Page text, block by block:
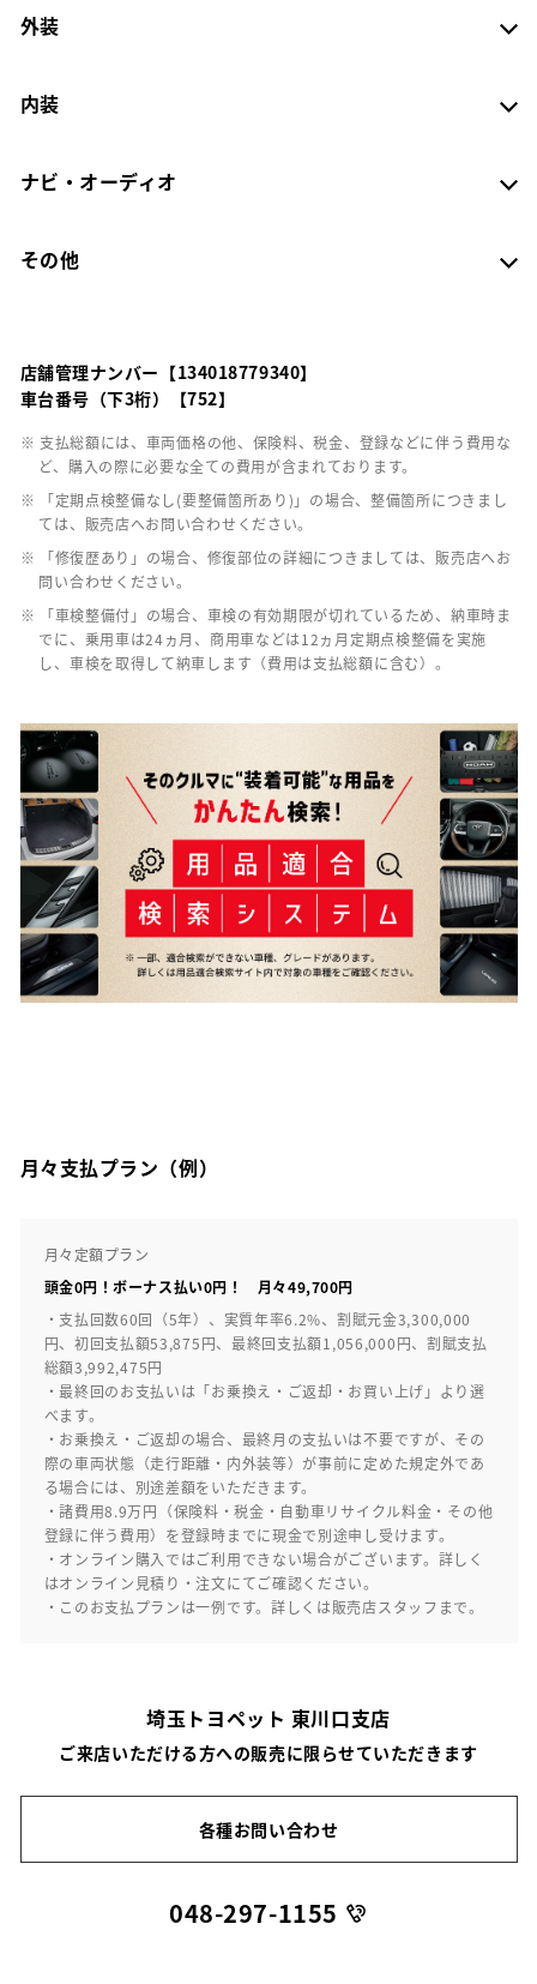
外装
内装
ナビ・オーディオ
その他
店舗管理ナンバー【134018779340】
車台番号（下3桁）【752】
※ 支払総額には、車両価格の他、保険料、税金、登録などに伴う費用な
ど、購入の際に必要な全ての費用が含まれております。
※ 「定期点検整備なし(要整備箇所あり)」の場合、整備箇所につきまし
ては、販売店へお問い合わせください。
※ 「修復歴あり」の場合、修復部位の詳細につきましては、販売店へお
問い合わせください。
※ 「車検整備付」の場合、車検の有効期限が切れているため、納車時ま
でに、乗用車は24ヵ月、商用車などは12ヵ月定期点検整備を実施
し、車検を取得して納車します（費用は支払総額に含む）。
月々支払プラン（例）
月々定額プラン
頭金0円！ボーナス払い0円！ 月々49,700円
・支払回数60回（5年）、実質年率6.2%、割賦元金3,300,000
円、初回支払額53,875円、最終回支払額1,056,000円、割賦支払
総額3,992,475円
・最終回のお支払いは「お乗換え・ご返却・お買い上げ」より選
べます。
・お乗換え・ご返却の場合、最終月の支払いは不要ですが、その
際の車両状態（走行距離・内外装等）が事前に定めた規定外であ
る場合には、別途差額をいただきます。
・諸費用8.9万円（保険料・税金・自動車リサイクル料金・その他
登録に伴う費用）を登録時までに現金で別途申し受けます。
・オンライン購入ではご利用できない場合がございます。詳しく
はオンライン見積り・注文にてご確認ください。
・このお支払プランは一例です。詳しくは販売店スタッフまで。
埼玉トヨペット 東川口支店
ご来店いただける方への販売に限らせていただきます
各種お問い合わせ
048-297-1155